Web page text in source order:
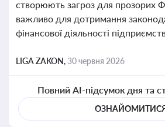
створюють загроз для прозорих
важливо для дотримання
фінансової діяльності
LIGA ZAKON,30 червня 2026
Повний AI-підсумок дня та